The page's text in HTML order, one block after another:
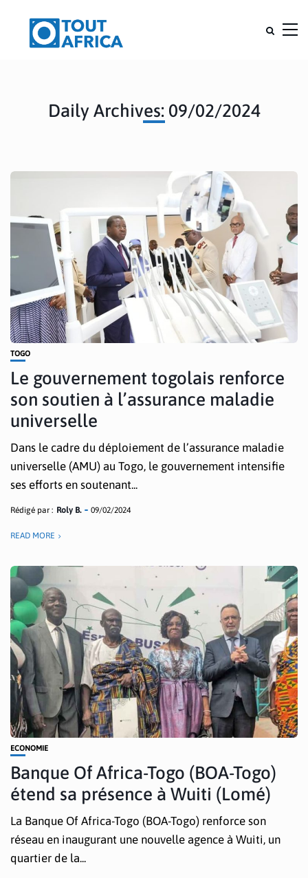
Daily Archives: 09/02/2024
TOGO
Le gouvernement togolais renforce
son soutien à l’assurance maladie
universelle
Dans le cadre du déploiement de l’assurance maladie
universelle (AMU) au Togo, le gouvernement intensifie
ses efforts en soutenant...
Rédigé par : Roly B. 09/02/2024
READ MORE
ECONOMIE
Banque Of Africa-Togo (BOA-Togo)
étend sa présence à Wuiti (Lomé)
La Banque Of Africa-Togo (BOA-Togo) renforce son
réseau en inaugurant une nouvelle agence à Wuiti, un
quartier de la...